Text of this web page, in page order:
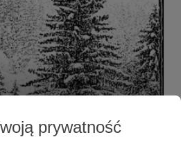
prywatność